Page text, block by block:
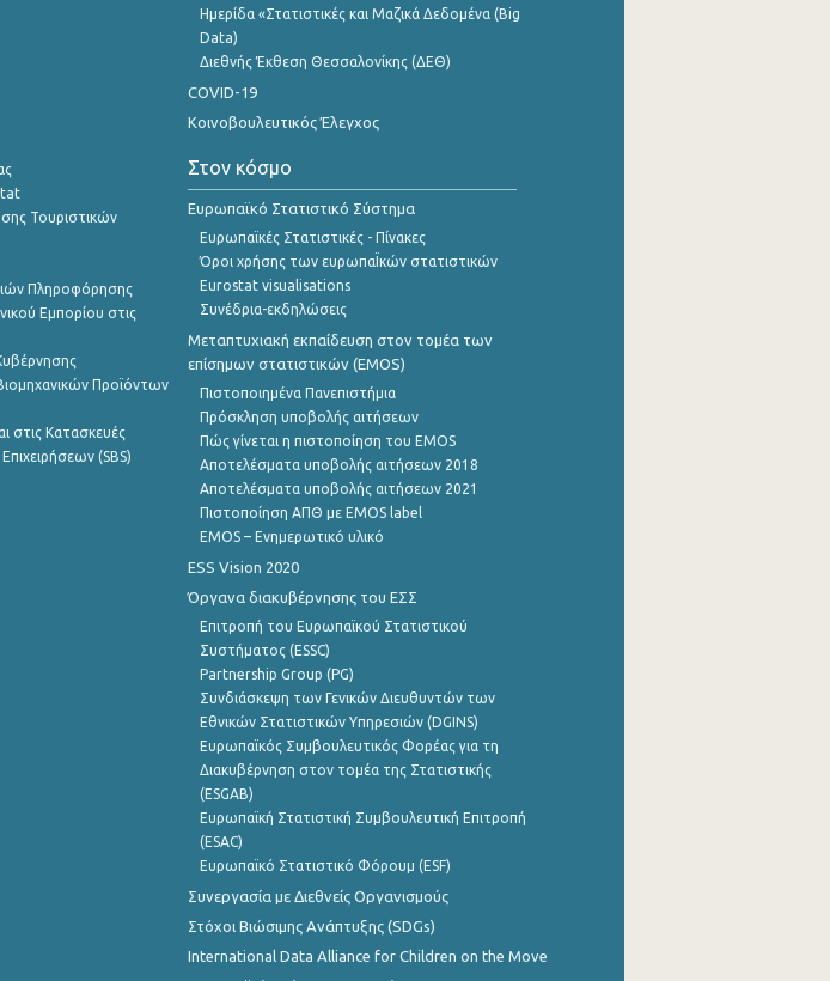
Τουριστικών
Πληροφόρησης
Εμπορίου στις
Προϊόντων
στις Κατασκευές
(SBS)
Ημερίδα «Στατιστικές και Μαζικά Δεδομένα (Big
Data)
Διεθνής Έκθεση Θεσσαλονίκης (ΔΕΘ)
COVID-19
Κοινοβουλευτικός Έλεγχος
Στον κόσμο
Ευρωπαϊκό Στατιστικό Σύστημα
Ευρωπαϊκές Στατιστικές - Πίνακες
Όροι χρήσης των ευρωπαΪκών στατιστικών
Eurostat visualisations
Συνέδρια-εκδηλώσεις
Μεταπτυχιακή εκπαίδευση στον τομέα των
επίσημων στατιστικών (EMOS)
Πιστοποιημένα Πανεπιστήμια
Πρόσκληση υποβολής αιτήσεων
Πώς γίνεται η πιστοποίηση του EMOS
Αποτελέσματα υποβολής αιτήσεων 2018
Αποτελέσματα υποβολής αιτήσεων 2021
Πιστοποίηση ΑΠΘ με EMOS label
EMOS – Ενημερωτικό υλικό
ESS Vision 2020
Όργανα διακυβέρνησης του ΕΣΣ
Επιτροπή του Ευρωπαϊκού Στατιστικού
Συστήματος (ESSC)
Partnership Group (PG)
Συνδιάσκεψη των Γενικών Διευθυντών των
Εθνικών Στατιστικών Υπηρεσιών (DGINS)
Ευρωπαϊκός Συμβουλευτικός Φορέας για τη
Διακυβέρνηση στον τομέα της Στατιστικής
(ESGAB)
Ευρωπαϊκή Στατιστική Συμβουλευτική Επιτροπή
(ESAC)
Ευρωπαϊκό Στατιστικό Φόρουμ (ESF)
Συνεργασία με Διεθνείς Οργανισμούς
Στόχοι Βιώσιμης Ανάπτυξης (SDGs)
International Data Alliance for Children on the Move